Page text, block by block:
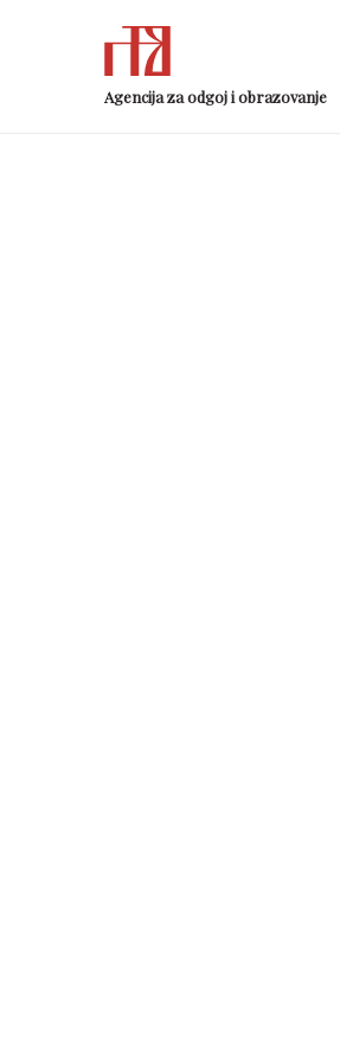
Agencija za odgoj i obrazovanje